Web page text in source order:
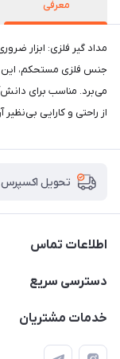
معرفی
مداد گیر فلزی: ابزار
جنس فلزی مستحکم، این
می‌برد. مناسب برای
از راحتی و کارایی
تحویل اکسپرس
اطلاعات تماس
2424 3672 - 021
دسترسی سریع
لیست محصولات
خدمات مشتریان
پرداخت الکترونیکی امن